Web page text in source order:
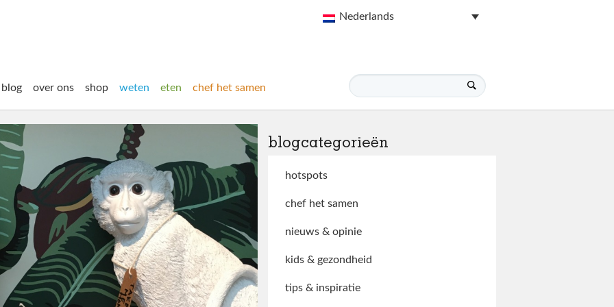
blog over ons shop weten eten chef het samen
Nederlands
blogcategorieën
hotspots
chef het samen
nieuws & opinie
kids & gezondheid
tips & inspiratie